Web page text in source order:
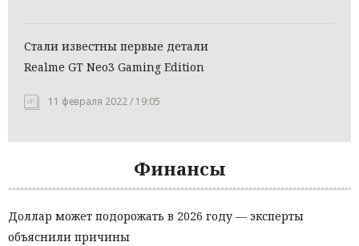
Стали известны первые детали
Realme GT Neo3 Gaming Edition
11 февраля 2022 / 19:05
Финансы
Доллар может подорожать в 2026 году — эксперты
объяснили причины